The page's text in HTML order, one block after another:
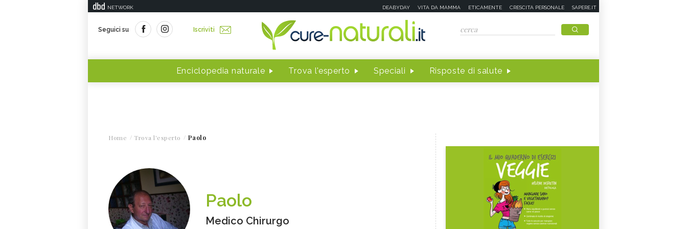
NETWORK DEABYDAY VITA DA MAMMA ETICAMENTE CRESCITA PERSONALE SAPERE.IT
Seguici su Iscriviti
Enciclopedia naturale Trova l'esperto Speciali Risposte di salute
Home Trova l'esperto Paolo
Paolo
Medico Chirurgo